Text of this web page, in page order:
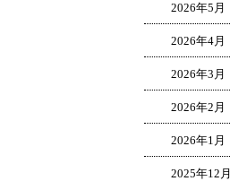
2026年5月
2026年4月
2026年3月
2026年2月
2026年1月
2025年12月